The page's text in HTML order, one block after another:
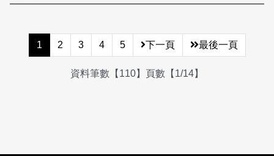
1 2 3 4 5 下一頁 最後一頁
資料筆數【110】頁數【1/14】